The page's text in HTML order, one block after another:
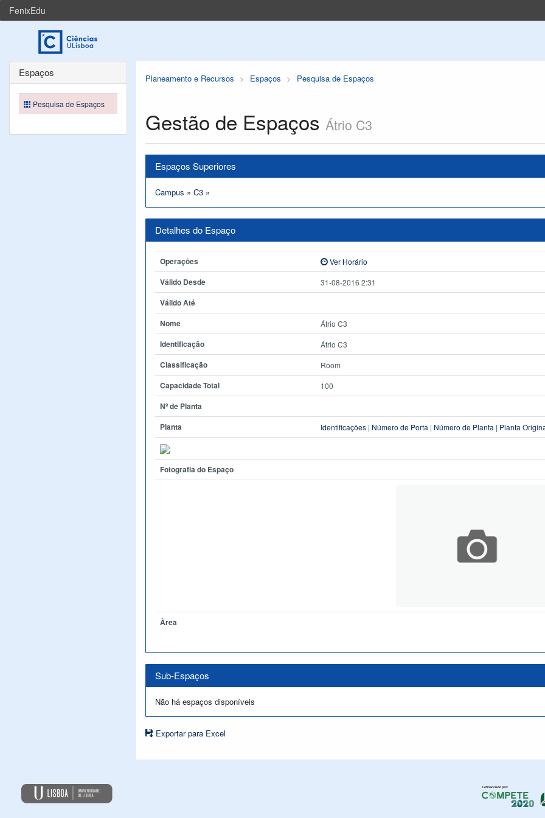
FenixEdu
Planeamento e Recursos Espaços Pesquisa de Espaços
Gestão de Espaços Átrio C3
Espaços Superiores
Campus » C3 »
Detalhes do Espaço
Operações Ver Horário
Válido Desde 31-08-2016 2:31
Válido Até
Nome
Átrio C3
Identificação Átrio C3
Classificação Room
Capacidade Total 100
Nº de Planta
Planta
Identificações | Número de Porta | Número de Planta | Planta
Fotografia do Espaço
Àrea
Sub-Espaços
Não há espaços disponíveis
Exportar para Excel
Espaços
Pesquisa de Espaços